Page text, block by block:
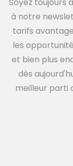
à notre
tarifs
les
et bien plus
dès
meilleur parti